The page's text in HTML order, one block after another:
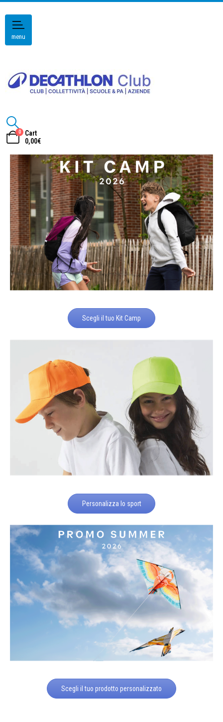
menu
0
Cart
0,00€
Scegli il tuo Kit Camp
Personalizza lo sport
Scegli il tuo prodotto personalizzato